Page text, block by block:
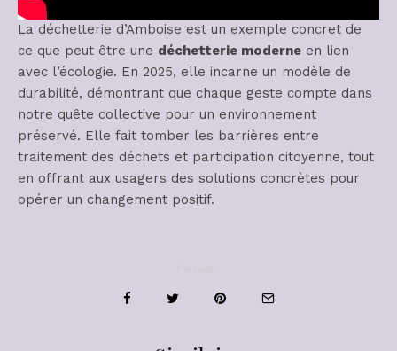
La déchetterie d’Amboise est un exemple concret de
ce que peut être une déchetterie moderne en lien
avec l’écologie. En 2025, elle incarne un modèle de
durabilité, démontrant que chaque geste compte dans
notre quête collective pour un environnement
préservé. Elle fait tomber les barrières entre
traitement des déchets et participation citoyenne, tout
en offrant aux usagers des solutions concrètes pour
opérer un changement positif.